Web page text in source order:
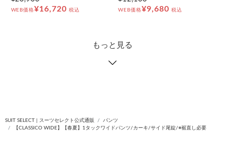
WEB価格¥16,720 税込 WEB価格¥9,680 税込
もっと見る
SUIT SELECT | スーツセレクト公式通販
パンツ
【CLASSICO WIDE】【春夏】1タックワイドパンツ/カーキ/サイド尾錠/※裾直し必要